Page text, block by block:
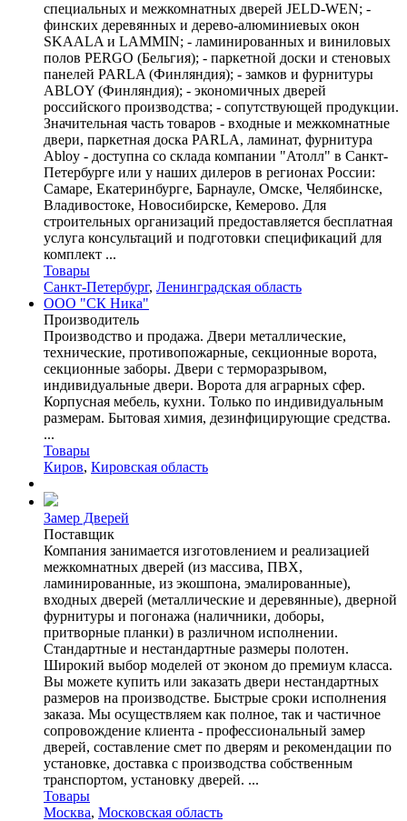
специальных и межкомнатных дверей JELD-WEN; -
финских деревянных и дерево-алюминиевых окон
SKAALA и LAMMIN; - ламинированных и виниловых
полов PERGO (Бельгия); - паркетной доски и стеновых
панелей PARLA (Финляндия); - замков и фурнитуры
ABLOY (Финляндия); - экономичных дверей
российского производства; - сопутствующей продукции.
Значительная часть товаров - входные и межкомнатные
двери, паркетная доска PARLA, ламинат, фурнитура
Abloy - доступна со склада компании "Атолл" в Санкт-
Петербурге или у наших дилеров в регионах России:
Самаре, Екатеринбурге, Барнауле, Омске, Челябинске,
Владивостоке, Новосибирске, Кемерово. Для
строительных организаций предоставляется бесплатная
услуга консультаций и подготовки спецификаций для
комплект ...
Товары
Санкт-Петербург, Ленинградская область
ООО "СК Ника"
Производитель
Производство и продажа. Двери металлические,
технические, противопожарные, секционные ворота,
секционные заборы. Двери с терморазрывом,
индивидуальные двери. Ворота для аграрных сфер.
Корпусная мебель, кухни. Только по индивидуальным
размерам. Бытовая химия, дезинфицирующие средства.
...
Товары
Киров, Кировская область
Замер Дверей
Поставщик
Компания занимается изготовлением и реализацией
межкомнатных дверей (из массива, ПВХ,
ламинированные, из экошпона, эмалированные),
входных дверей (металлические и деревянные), дверной
фурнитуры и погонажа (наличники, доборы,
притворные планки) в различном исполнении.
Стандартные и нестандартные размеры полотен.
Широкий выбор моделей от эконом до премиум класса.
Вы можете купить или заказать двери нестандартных
размеров на производстве. Быстрые сроки исполнения
заказа. Мы осуществляем как полное, так и частичное
сопровождение клиента - профессиональный замер
дверей, составление смет по дверям и рекомендации по
установке, доставка с производства собственным
транспортом, установку дверей. ...
Товары
Москва, Московская область